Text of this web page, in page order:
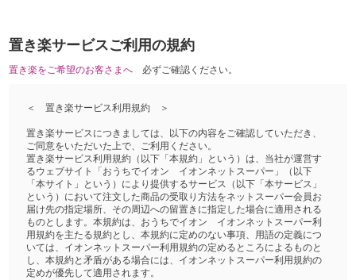
置き楽サービスご利用の規約
置き楽をご希望のお客さまへ 必ずご確認ください。
＜ 置き楽サービス利用規約 ＞
置き楽サービスにつきましては、以下の内容をご確認していただき、
ご同意をいただいた上で、ご利用ください。
置き楽サービス利用規約（以下「本規約」という）は、当社が運営す
るウェブサイト「おうちでイオン イオンネットスーパー」（以下
「本サイト」という）により提供するサービス（以下「本サービス」
という）において注文した商品の受取り方法をネットスーパー会員お
届け先の指定場所、その周辺への留置きに指定した場合に適用される
ものとします。本規約は、おうちでイオン イオンネットスーパー利
用規約を主たる規約とし、本規約に定めのない事項、用語の定義につ
いては、イオンネットスーパー利用規約の定めるところによるものと
し、本規約と矛盾がある場合には、イオンネットスーパー利用規約の
定めが優先して適用されます。